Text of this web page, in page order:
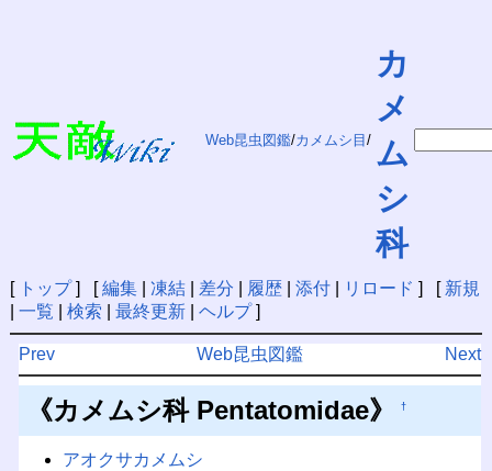
Web昆虫図鑑/カメムシ目 /
カ
メ
ム
シ
科
[ トップ] [編集| 凍結| 差分 履歴| 添付| リロード ] [ 新規
一覧 検索 最終更新| ヘルプ]
Prev Next
Web昆虫図鑑
《カメムシ科 Pentatomidae》 †
アオクサカメムシ